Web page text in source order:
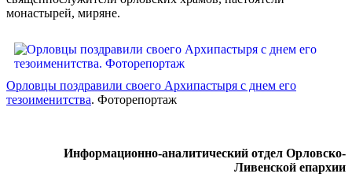
монастырей, миряне.
Орловцы поздравили своего Архипастыря с днем его
тезоименитства. Фоторепортаж
Информационно-аналитический отдел Орловско-
Ливенской епархии